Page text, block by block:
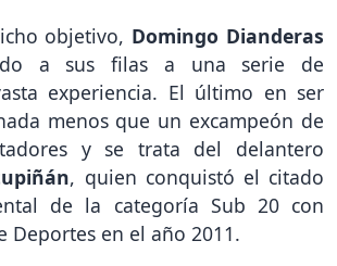
objetivo, Domingo Dianderas
a sus filas a una serie de
experiencia. El último en ser
menos que un excampeón de
y se trata del delantero
, quien conquistó el citado
de la categoría Sub 20 con
Deportes en el año 2011.